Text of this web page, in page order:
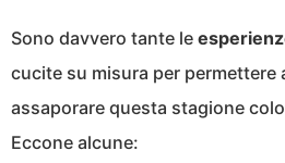
Sono davvero tante le
cucite su misura per permettere
assaporare questa stagione
Eccone alcune: